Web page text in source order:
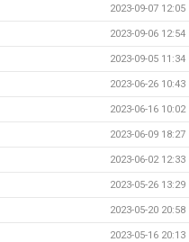
2023-09-07 12:05
2023-09-06 12:54
2023-09-05 11:34
2023-06-26 10:43
2023-06-16 10:02
2023-06-09 18:27
2023-06-02 12:33
2023-05-26 13:29
2023-05-20 20:58
2023-05-16 20:13